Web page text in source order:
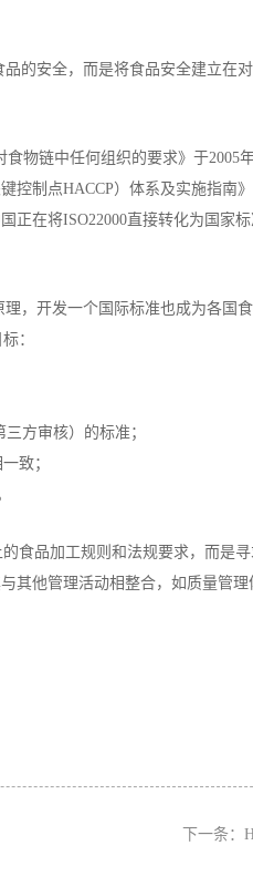
的安全，而是将食品安全建立在
物链中任何组织的要求》于2005
控制点HACCP）体系及实施指南
正在将ISO22000直接转化为国家
，开发一个国际标准也成为各国
：
方审核）的标准；
致；
的食品加工规则和法规要求，而是
其他管理活动相整合，如质量管理
下一条：